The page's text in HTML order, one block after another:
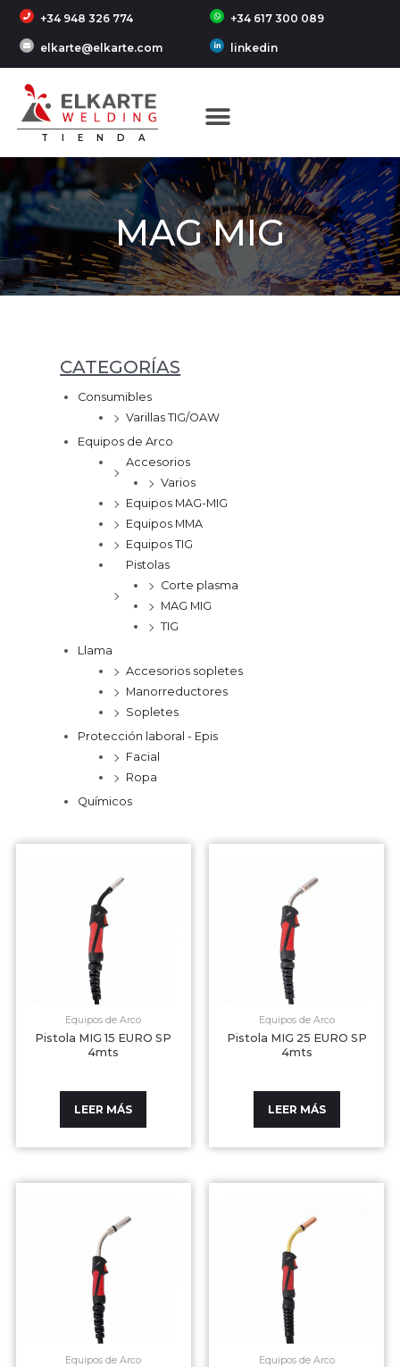
+34 948 326 774 +34 617 300 089
elkarte@elkarte.com linkedin
TIENDA
MAG MIG
CATEGORÍAS
Consumibles
Varillas TIG/OAW
Equipos de Arco
Accesorios
Varios
Equipos MAG-MIG
Equipos MMA
Equipos TIG
Pistolas
Corte plasma
MAG MIG
TIG
Llama
Accesorios sopletes
Manorreductores
Sopletes
Protección laboral - Epis
Facial
Ropa
Químicos
Equipos de Arco
Pistola MIG 15 EURO SP
4mts
LEER MÁS
Equipos de Arco
Pistola MIG 25 EURO SP
4mts
LEER MÁS
Equipos de Arco Equipos de Arco